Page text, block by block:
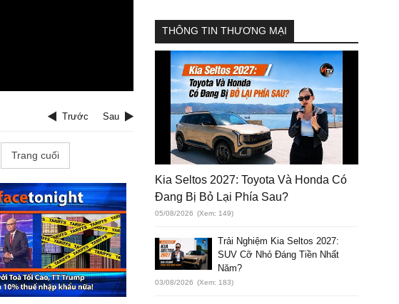
Trước Sau
Trang cuối
THÔNG TIN THƯƠNG MẠI
Kia Seltos 2027: Toyota Và Honda Có
Đang Bị Bỏ Lại Phía Sau?
05/08/2026 (Xem: 149)
Trải Nghiệm Kia Seltos 2027:
SUV Cỡ Nhỏ Đáng Tiền Nhất
Năm?
03/08/2026 (Xem: 183)